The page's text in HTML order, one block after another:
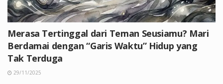
Merasa Tertinggal dari Teman Seusiamu? Mari
Berdamai dengan “Garis Waktu” Hidup yang
Tak Terduga
29/11/2025